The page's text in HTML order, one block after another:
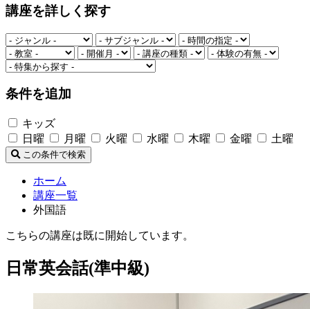
講座を詳しく探す
条件を追加
キッズ
日曜
月曜 火曜 水曜 木曜 金曜 土曜
この条件で検索
ホーム
講座一覧
外国語
こちらの講座は既に開始しています。
日常英会話(準中級)